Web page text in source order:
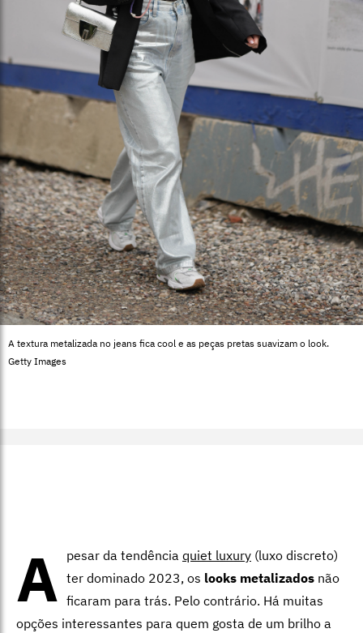
A textura metalizada no jeans fica cool e as peças pretas suavizam o look.
Getty Images
A pesar da tendência quiet luxury (luxo discreto)
ter dominado 2023, os looks metalizados não
ficaram para trás. Pelo contrário. Há muitas
opções interessantes para quem gosta de um brilho a